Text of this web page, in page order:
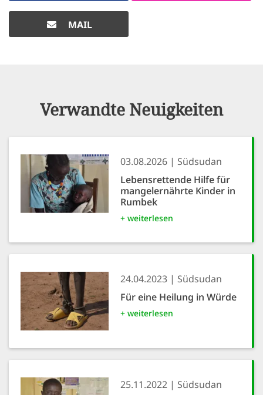
MAIL
Verwandte Neuigkeiten
03.08.2026
Südsudan
Lebensrettende Hilfe für
mangelernährte Kinder in
Rumbek
+ weiterlesen
24.04.2023
Südsudan
Für eine Heilung in Würde
+ weiterlesen
25.11.2022
Südsudan